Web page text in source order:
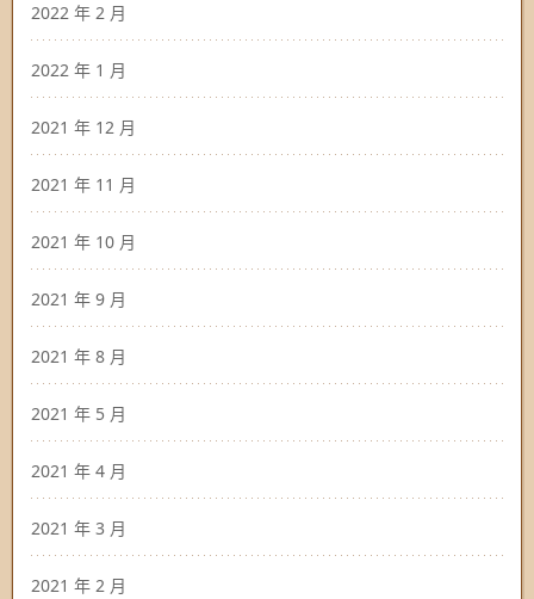
2022 年 2 月
2022 年 1 月
2021 年 12 月
2021 年 11 月
2021 年 10 月
2021 年 9 月
2021 年 8 月
2021 年 5 月
2021 年 4 月
2021 年 3 月
2021 年 2 月